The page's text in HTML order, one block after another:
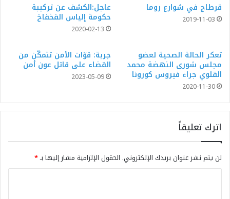
قرطاج في شوارع روما
2019-11-03
عاجل:الكشف عن تركيبة
حكومة إلياس الفخفاخ
2020-02-13
تعكر الحالة الصحية لعضو
مجلس شورى النهضة محمد
القلوي جراء فيروس كورونا
2020-11-30
جربة: قوّات الأمن تتمكّن من
القضاء على قاتل عون أمن
2023-05-09
اترك تعليقاً
لن يتم نشر عنوان بريدك الإلكتروني. الحقول الإلزامية مشار إليها بـ*